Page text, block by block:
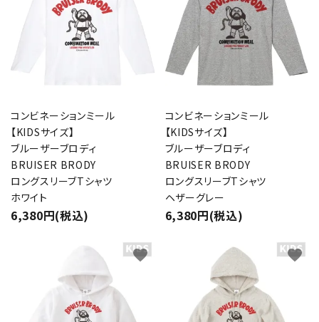
コンビネーションミール
【KIDSサイズ】
ブルーザーブロディ
BRUISER BRODY
ロングスリーブTシャツ
ホワイト
6,380円(税込)
コンビネーションミール
【KIDSサイズ】
ブルーザーブロディ
BRUISER BRODY
ロングスリーブTシャツ
ヘザーグレー
6,380円(税込)
favorite favorite